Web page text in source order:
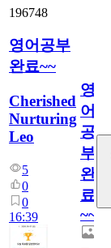
196748
영어공부
완료~~
Cherished
Nurturing
Leo
5
0
0
16:39
영
어
공
부
완
료
~~